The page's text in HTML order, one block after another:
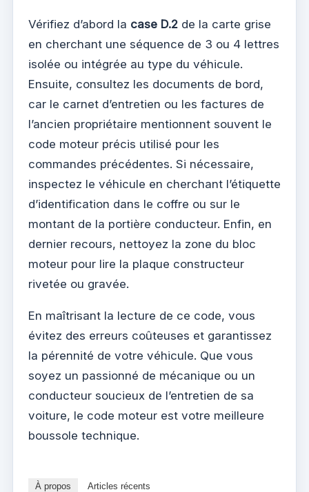
Vérifiez d’abord la case D.2 de la carte grise
en cherchant une séquence de 3 ou 4 lettres
isolée ou intégrée au type du véhicule.
Ensuite, consultez les documents de bord,
car le carnet d’entretien ou les factures de
l’ancien propriétaire mentionnent souvent le
code moteur précis utilisé pour les
commandes précédentes. Si nécessaire,
inspectez le véhicule en cherchant l’étiquette
d’identification dans le coffre ou sur le
montant de la portière conducteur. Enfin, en
dernier recours, nettoyez la zone du bloc
moteur pour lire la plaque constructeur
rivetée ou gravée.
En maîtrisant la lecture de ce code, vous
évitez des erreurs coûteuses et garantissez
la pérennité de votre véhicule. Que vous
soyez un passionné de mécanique ou un
conducteur soucieux de l’entretien de sa
voiture, le code moteur est votre meilleure
boussole technique.
À propos Articles récents